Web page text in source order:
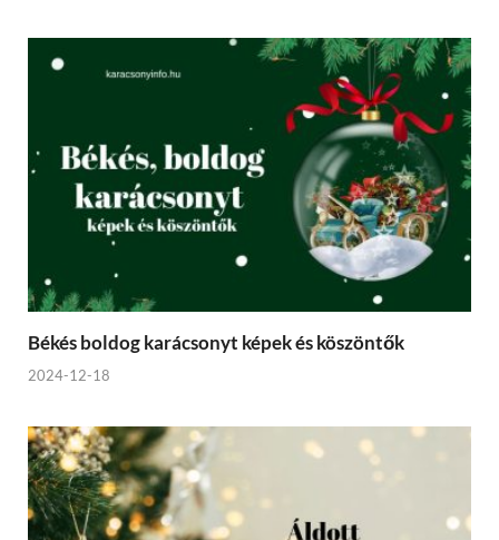
Békés boldog karácsonyt képek és köszöntők
2024-12-18